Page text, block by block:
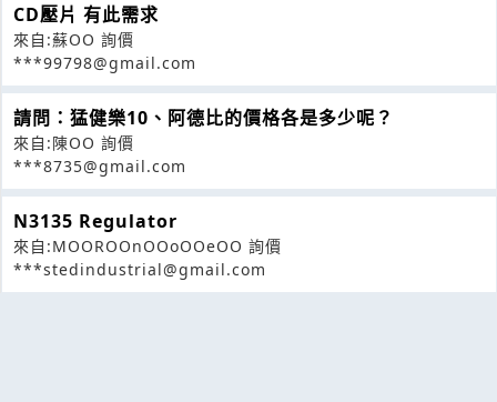
CD壓片 有此需求
來自:蘇OO 詢價
***99798@gmail.com
請問：猛健樂10、阿德比的價格各是多少呢？
來自:陳OO 詢價
***8735@gmail.com
N3135 Regulator
來自:MOOROOnOOoOOeOO 詢價
***stedindustrial@gmail.com